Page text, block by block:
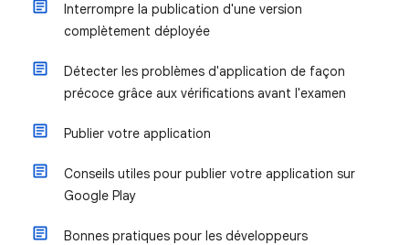
Interrompre la publication d'une version
complètement déployée
Détecter les problèmes d'application de façon
précoce grâce aux vérifications avant l'examen
Publier votre application
Conseils utiles pour publier votre application sur
Google Play
Bonnes pratiques pour les développeurs